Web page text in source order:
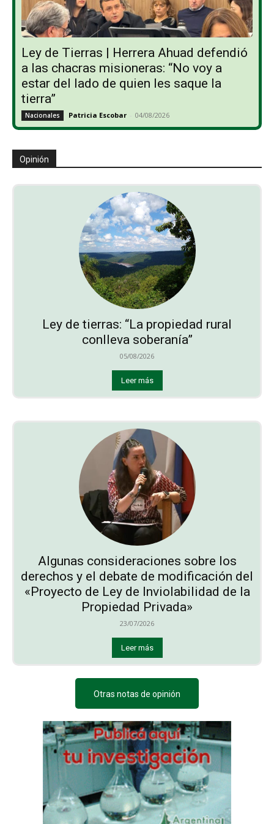
Ley de Tierras | Herrera Ahuad defendió
a las chacras misioneras: “No voy a
estar del lado de quien les saque la
tierra”
Nacionales Patricia Escobar - 04/08/2026
Opinión
Ley de tierras: “La propiedad rural
conlleva soberanía”
05/08/2026
Leer más
Algunas consideraciones sobre los
derechos y el debate de modificación del
«Proyecto de Ley de Inviolabilidad de la
Propiedad Privada»
23/07/2026
Leer más
Otras notas de opinión